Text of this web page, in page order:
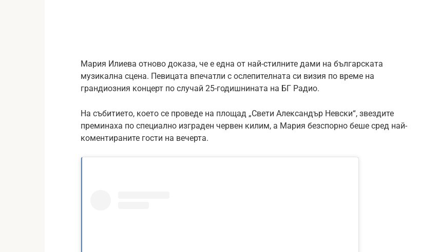
Мария Илиева отново доказа, че е една от най-стилните дами на българската
музикална сцена. Певицата впечатли с ослепителната си визия по време на
грандиозния концерт по случай 25-годишнината на БГ Радио.
На събитието, което се проведе на площад „Свети Александър Невски“, звездите
преминаха по специално изграден червен килим, а Мария безспорно беше сред най-
коментираните гости на вечерта.